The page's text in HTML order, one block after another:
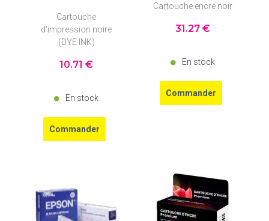
Cartouche
d'impression noire
(DYE INK)
10.71 €
En stock
Cartouche encre noir
31.27 €
En stock